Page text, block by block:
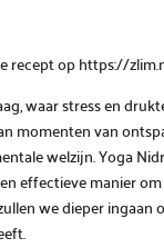
recept op https://
waar stress en
momenten van
welzijn. Yoga
effectieve manier
we dieper ingaan